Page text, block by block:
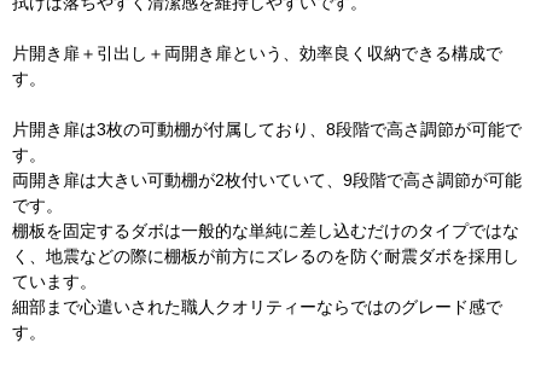
片開き扉＋引出し＋両開き扉という、効率良く収納できる構成で
す。
片開き扉は3枚の可動棚が付属しており、8段階で高さ調節が可能で
す。
両開き扉は大きい可動棚が2枚付いていて、9段階で高さ調節が可能
です。
棚板を固定するダボは一般的な単純に差し込むだけのタイプではな
く、地震などの際に棚板が前方にズレるのを防ぐ耐震ダボを採用し
ています。
細部まで心遣いされた職人クオリティーならではのグレード感で
す。